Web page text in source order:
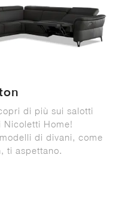
di più sui salotti
Nicoletti Home!
di divani, come
ti aspettano.